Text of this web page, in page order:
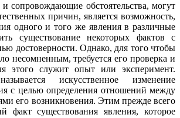
сопровождающие обстоятельства, могут
причин, является возможность,
одного и того же явления в различные
существование некоторых фактов с
достоверности. Однако, для того чтобы
несомненным, требуется его проверка и
этого служит опыт или эксперимент.
искусственное изменение
с целью определения отношений между
его возникновения. Этим прежде всего
факт существования явления, которое